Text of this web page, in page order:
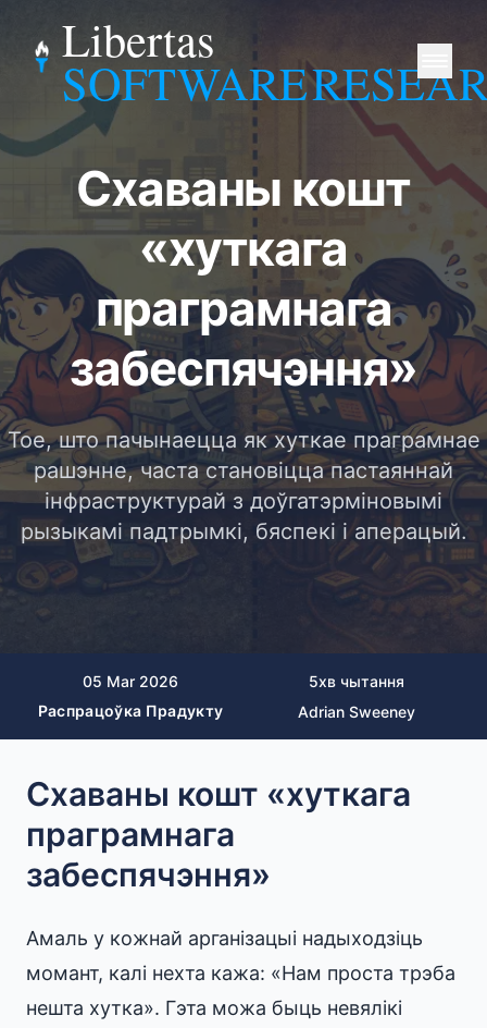
Libertas
SOFTWARE
Схаваны кошт
«хуткага
праграмнага
забеспячэння»
Тое, што пачынаецца як хуткае праграмнае
рашэнне, часта становіцца пастаяннай
інфраструктурай з доўгатэрміновымі
рызыкамі падтрымкі, бяспекі і аперацый.
05 Mar 2026 5хв чытання
Распрацоўка Прадукту
Adrian Sweeney
Схаваны кошт «хуткага
праграмнага
забеспячэння»
Амаль у кожнай арганізацыі надыходзіць
момант, калі нехта кажа: «Нам проста трэба
нешта хутка». Гэта можа быць невялікі